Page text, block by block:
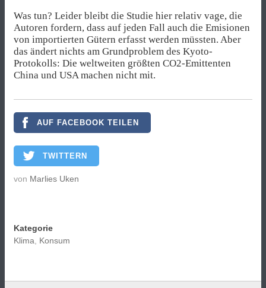
Was tun? Leider bleibt die Studie hier relativ vage, die
Autoren fordern, dass auf jeden Fall auch die Emisionen
von importierten Gütern erfasst werden müssten. Aber
das ändert nichts am Grundproblem des Kyoto-
Protokolls: Die weltweiten größten CO2-Emittenten
China und USA machen nicht mit.
AUF FACEBOOK TEILEN
TWITTERN
von Marlies Uken
Kategorie
Klima
Konsum